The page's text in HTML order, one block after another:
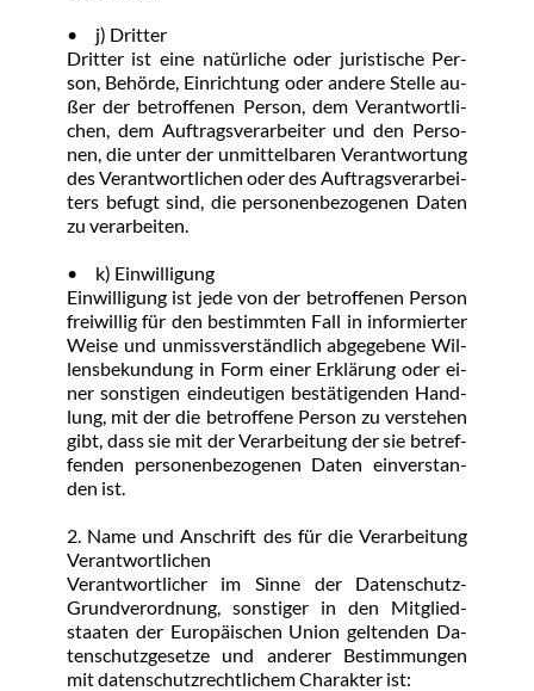
•	j) Drit­ter
Drit­ter ist ei­ne na­tür­li­che oder ju­ris­ti­sche Per­
son, Be­hör­de, Ein­rich­tung oder an­de­re Stel­le au­
ßer der be­trof­fe­nen Per­son, dem Ver­ant­wort­li­
chen, dem Auf­trags­ver­ar­bei­ter und den Per­so­
nen, die un­ter der un­mit­tel­ba­ren Ver­ant­wor­tung
des Ver­ant­wort­li­chen oder des Auf­trags­ver­ar­bei­
ters be­fugt sind, die per­so­nen­be­zo­ge­nen Da­ten
zu ver­ar­bei­ten.
•	k) Ein­wil­li­gung
Ein­wil­li­gung ist je­de von der be­trof­fe­nen Per­son
frei­wil­lig für den be­stimm­ten Fall in in­for­mier­ter
Wei­se und un­miss­ver­ständ­lich ab­ge­ge­be­ne Wil­
lens­be­kun­dung in Form ei­ner Er­klä­rung oder ei­
ner sons­ti­gen ein­deu­ti­gen be­stä­ti­gen­den Hand­
lung, mit der die be­trof­fe­ne Per­son zu ver­ste­hen
gibt, dass sie mit der Ver­ar­bei­tung der sie be­tref­
fen­den per­so­nen­be­zo­ge­nen Da­ten ein­ver­stan­
den ist.
2. Na­me und An­schrift des für die Ver­ar­bei­tung
Ver­ant­wort­li­chen
Ver­ant­wort­li­cher im Sin­ne der Da­ten­schutz-
Grund­ver­ord­nung, sons­ti­ger in den Mit­glied­
staa­ten der Eu­ro­päi­schen Uni­on gel­ten­den Da­
ten­schutz­ge­set­ze und an­de­rer Be­stim­mun­gen
mit da­ten­schutz­recht­li­chem Cha­rak­ter ist: